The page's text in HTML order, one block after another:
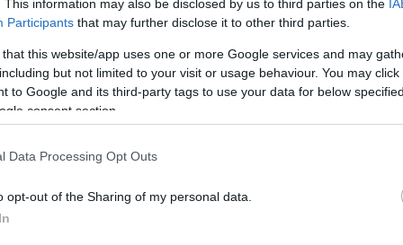
This information may also be disclosed by us to third parties on the
Participants that may further disclose it to other third parties.
that this website/app uses one or more Google services and may
but not limited to your visit or usage behaviour. You may
to Google and its third-party tags to use your data for below
consent section.
Data Processing Opt Outs
opt-out of the Sharing of my personal data.
gyilkosát. A 31 éves nőt egy fővárosi szórakozóhelyen,
a bulinegyedben veszett nyoma. Sem a hazafelé tartó